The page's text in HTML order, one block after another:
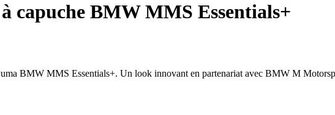
capuche BMW MMS Essentials+
BMW MMS Essentials+. Un look innovant en partenariat avec BMW M